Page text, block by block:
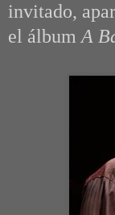
invitado,
el álbumA